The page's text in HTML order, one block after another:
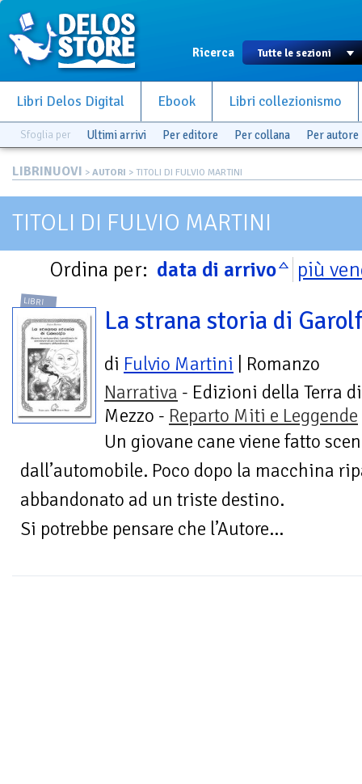
Ricerca
Libri Delos Digital Ebook Libri collezionismo
Sfoglia per Ultimi arrivi Per editore Per collana Per autore
LIBRINUOVI > AUTORI > TITOLI DI FULVIO MARTINI
TITOLI DI FULVIO MARTINI
Ordina per: data di arrivo più
LIBRI
La strana storia di
di Fulvio Martini | Romanzo
Narrativa - Edizioni della Terra di
Mezzo - Reparto Miti e Leggende
Un giovane cane viene fatto
dall’automobile. Poco dopo la macchina
abbandonato ad un triste destino.
Si potrebbe pensare che l’Autore...